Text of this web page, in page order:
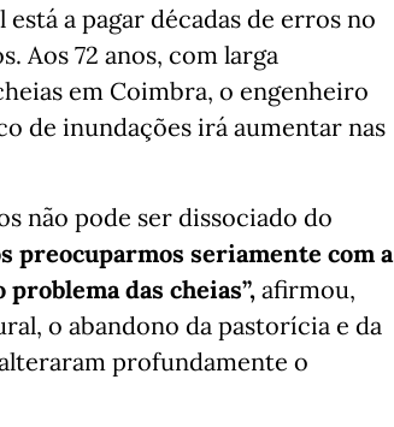
a pagar décadas de erros no
Aos 72 anos, com larga
em Coimbra, o engenheiro
de inundações irá aumentar nas
não pode ser dissociado do
preocuparmos seriamente com a
das cheias”, afirmou,
o abandono da pastorícia e da
profundamente o